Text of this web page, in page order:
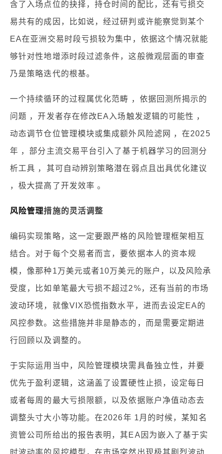
含了入场点位的抉择，持仓时间的配比，还有亏损交
易共有的成因，比如说，经过研判或许能察觉到某个
EA在亚洲交易时段亏损较为集中，依据这个情况就能
够针对性地增添时段过滤条件，这般微观层面的审查
乃是策略迭代的根基。
一个持续循环的过程属优化范畴 ，依据回测所揭示的
问题 ，开发者存在修改EA入场触发逻辑的可能性 ，
动态调节仓位管理模块或集成额外风险滤网 ，在2025
年 ，部分主流交易平台引入了基于机器学习的回测分
析工具 ，其可自动辨别策略潜在弱点且出具优化建议
，极大提高了开发效率 。
风险管理措施的灵活调整
编码实现策略，这一定要跟严格的风险管理框架相互
结合。对于每个交易者而言，要依据本人的资本规
模，像那种1万美元或者10万美元的账户，以及风险承
受度，比如单笔最大亏损不超过2%，还有当前的市场
波动环境，就像VIX恐慌指数水平，进而去设定EA的
风控参数。这些措施并非是静态的，而是需要定期进
行回顾以及调整的。
于实际运用当中，风险管理模块需具备独立性，并要
优先于盈利逻辑，这涵盖了设置硬性止损，设定每日
或者每周的最大亏损限额，以及依据账户净值动态去
调整头寸大小等功能。在2026年 1月的时候，某知名
资管公司所给出的报告表明，其EA因为嵌入了基于实
时波动率的风控模型，在市场突然出现极其剧烈波动